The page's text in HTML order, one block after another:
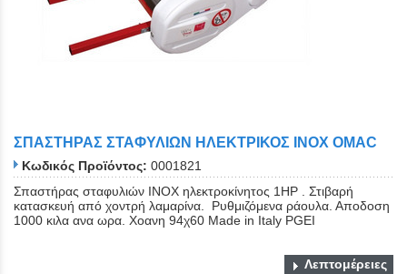
ΣΠΑΣΤΗΡΑΣ ΣΤΑΦΥΛΙΩΝ ΗΛΕΚΤΡΙΚΟΣ ΙΝΟΧ OMAC
Κωδικός Προϊόντος: 0001821
Σπαστήρας σταφυλιών ΙΝΟΧ ηλεκτροκίνητος 1ΗΡ . Στιβαρή
κατασκευή από χοντρή λαμαρίνα. Ρυθμιζόμενα ράουλα. Αποδοση
1000 κιλα ανα ωρα. Χοανη 94χ60 Made in Italy PGEI
Λεπτομέρειες